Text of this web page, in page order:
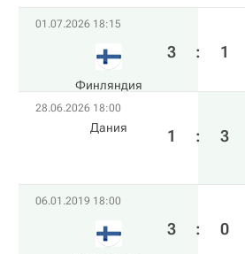
01.07.2026 18:15
Финляндия
3 : 1
28.06.2026 18:00
Дания 1 : 3
06.01.2019 18:00
3 : 0